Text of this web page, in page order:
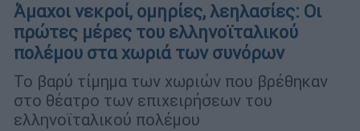
Άμαχοι νεκροί, ομηρίες, λεηλασίες: Οι
πρώτες μέρες του ελληνοϊταλικού
πολέμου στα χωριά των συνόρων
Το βαρύ τίμημα των χωριών που βρέθηκαν
στο θέατρο των επιχειρήσεων του
ελληνοϊταλικού πολέμου